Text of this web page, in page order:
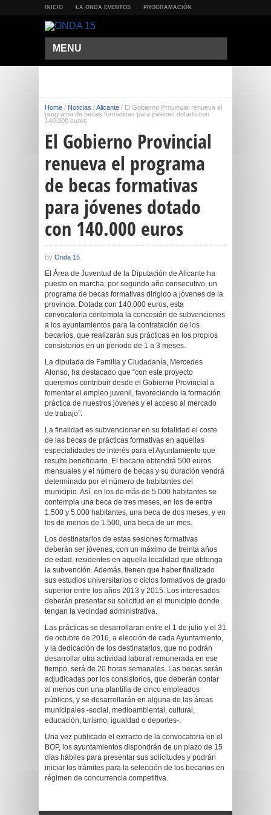
INICIO LA ONDA EVENTOS PROGRAMACIÓN
MENU
Home / Noticias /Alicante / El Gobierno Provincial renueva el
programa de becas formativas para jóvenes dotado con
140.000 euros
El Gobierno Provincial
renueva el programa
de becas formativas
para jóvenes dotado
con 140.000 euros
By Onda 15
El Área de Juventud de la Diputación de Alicante ha
puesto en marcha, por segundo año consecutivo, un
programa de becas formativas dirigido a jóvenes de la
provincia. Dotada con 140.000 euros, esta
convocatoria contempla la concesión de subvenciones
a los ayuntamientos para la contratación de los
becarios, que realizarán sus prácticas en los propios
consistorios en un periodo de 1 a 3 meses.
La diputada de Familia y Ciudadanía, Mercedes
Alonso, ha destacado que “con este proyecto
queremos contribuir desde el Gobierno Provincial a
fomentar el empleo juvenil, favoreciendo la formación
práctica de nuestros jóvenes y el acceso al mercado
de trabajo”.
La finalidad es subvencionar en su totalidad el coste
de las becas de prácticas formativas en aquellas
especialidades de interés para el Ayuntamiento que
resulte beneficiario. El becario obtendrá 500 euros
mensuales y el número de becas y su duración vendrá
determinado por el número de habitantes del
municipio. Así, en los de más de 5.000 habitantes se
contempla una beca de tres meses, en los de entre
1.500 y 5.000 habitantes, una beca de dos meses, y en
los de menos de 1.500, una beca de un mes.
Los destinatarios de estas sesiones formativas
deberán ser jóvenes, con un máximo de treinta años
de edad, residentes en aquella localidad que obtenga
la subvención. Además, tienen que haber finalizado
sus estudios universitarios o ciclos formativos de grado
superior entre los años 2013 y 2015. Los interesados
deberán presentar su solicitud en el municipio donde
tengan la vecindad administrativa.
Las prácticas se desarrollaran entre el 1 de julio y el 31
de octubre de 2016, a elección de cada Ayuntamiento,
y la dedicación de los destinatarios, que no podrán
desarrollar otra actividad laboral remunerada en ese
tiempo, será de 20 horas semanales. Las becas serán
adjudicadas por los consistorios, que deberán contar
al menos con una plantilla de cinco empleados
públicos, y se desarrollarán en alguna de las áreas
municipales -social, medioambiental, cultural,
educación, turismo, igualdad o deportes-.
Una vez publicado el extracto de la convocatoria en el
BOP, los ayuntamientos dispondrán de un plazo de 15
días hábiles para presentar sus solicitudes y podrán
iniciar los trámites para la selección de los becarios en
régimen de concurrencia competitiva.